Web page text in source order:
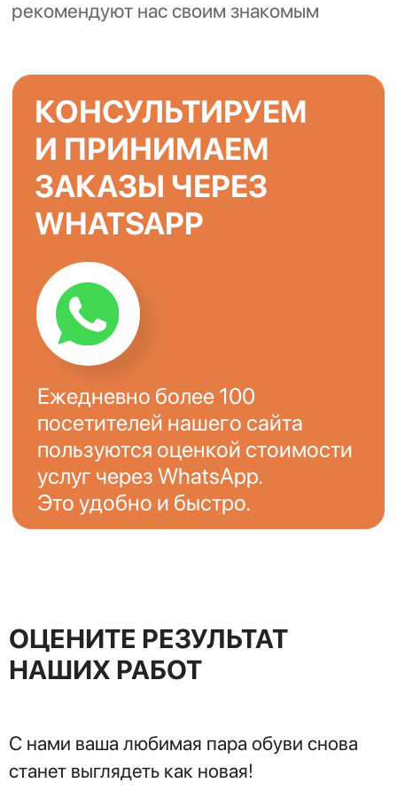
ОЦЕНИТЕ РЕЗУЛЬТАТ
НАШИХ РАБОТ
С нами ваша любимая пара обуви снова
станет выглядеть как новая!
Ваше имя
+7
ОСТАВИТЬ ЗАЯВКУ
ХОТИТЕ ТАК ЖЕ?
Оставьте заявку на сайте или
напишите в